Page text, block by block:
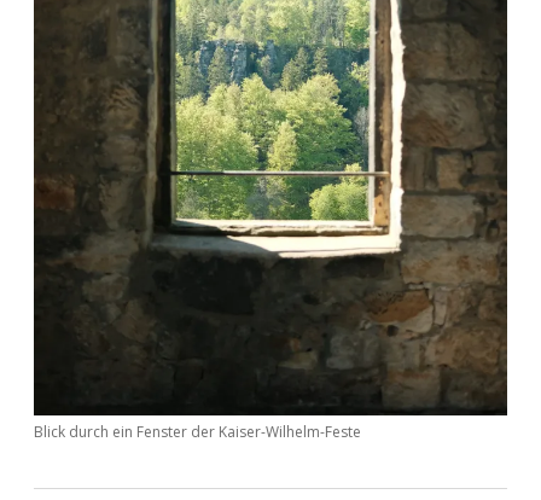
Blick durch ein Fenster der Kaiser-Wilhelm-Feste